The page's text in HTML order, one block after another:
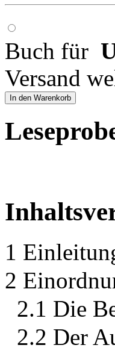
Buch für
Versand
In den Warenkorb
1
2
2.1 Die
2.2 Der